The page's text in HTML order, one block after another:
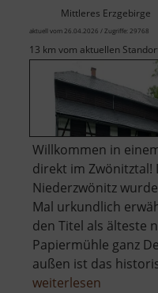
Mittleres Erzgebirge
aktuell vom 26.04.2026 / Zugriffe: 29768
13 km vom aktuellen
Willkommen in
direkt im Zwönitztal!
Niederzwönitz
Mal urkundlich
den Titel als älteste
Papiermühle ganz
außen ist das
weiterlesen